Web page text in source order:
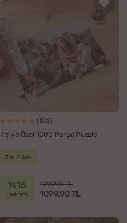
(102)
Kişiye Özel 1000 Parça Puzzle
3 al 2 öde
%15
indirim
1299.90 TL
1099.90 TL